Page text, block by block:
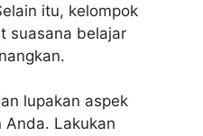
itu, kelompok
suasana belajar
lupakan aspek
Anda. Lakukan